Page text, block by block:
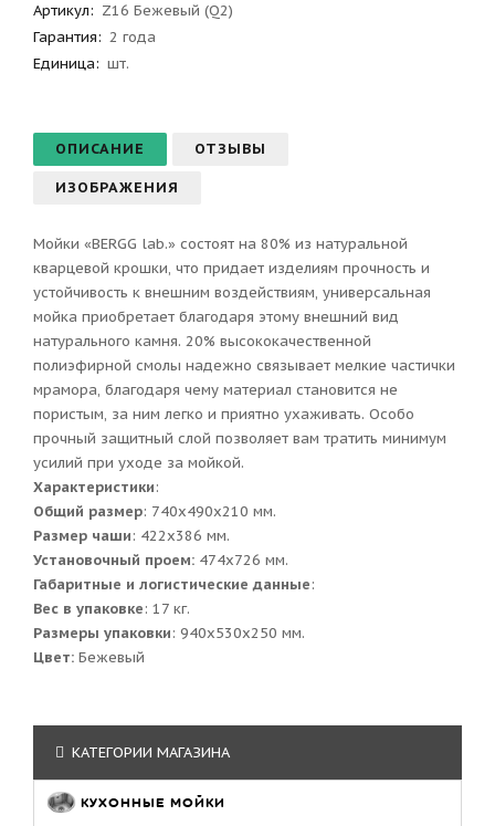
Артикул: Z16 Бежевый (Q2)
Гарантия: 2 года
Единица: шт.
ОПИСАНИЕ ОТЗЫВЫ
ИЗОБРАЖЕНИЯ
Мойки «BERGG lab.» состоят на 80% из натуральной
кварцевой крошки, что придает изделиям прочность и
устойчивость к внешним воздействиям, универсальная
мойка приобретает благодаря этому внешний вид
натурального камня. 20% высококачественной
полиэфирной смолы надежно связывает мелкие частички
мрамора, благодаря чему материал становится не
пористым, за ним легко и приятно ухаживать. Особо
прочный защитный слой позволяет вам тратить минимум
усилий при уходе за мойкой.
Характеристики:
Общий размер: 740x490x210 мм.
Размер чаши: 422x386 мм.
Установочный проем: 474x726 мм.
Габаритные и логистические данные:
Вес в упаковке: 17 кг.
Размеры упаковки: 940x530x250 мм.
Цвет: Бежевый
КАТЕГОРИИ МАГАЗИНА
КУХОННЫЕ МОЙКИ